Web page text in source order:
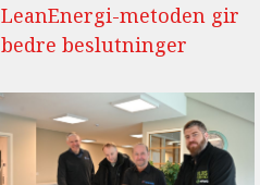
LeanEnergi-metoden gir
bedre beslutninger